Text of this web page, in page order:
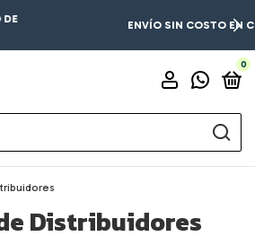
SIN COSTO EN COMPRAS A PARTIR DE
0
Distribuidores